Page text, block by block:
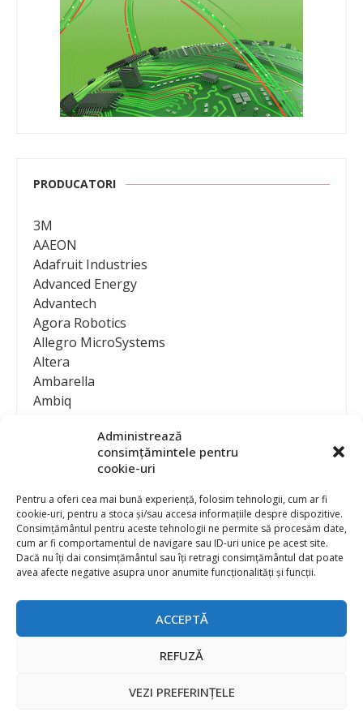
Administrează
consimțămintele pentru
cookie-uri
Pentru a oferi cea mai bună experiență, folosim tehnologii, cum ar fi
cookie-uri, pentru a stoca și/sau accesa informațiile despre dispozitive.
Consimțământul pentru aceste tehnologii ne permite să procesăm date,
cum ar fi comportamentul de navigare sau ID-uri unice pe acest site.
Dacă nu îți dai consimțământul sau îți retragi consimțământul dat poate
avea afecte negative asupra unor anumite funcționalități și funcții.
ACCEPTĂ
REFUZĂ
VEZI PREFERINȚELE
PRODUCATORI
3M
AAEON
Adafruit Industries
Advanced Energy
Advantech
Agora Robotics
Allegro MicroSystems
Altera
Ambarella
Ambiq
Analog Devices
Anritsu Corporation
Ansys
APS
Arduino
Arm
Asentics
ATEN International
ATTEND Technology
Contact
Publicitate
Abonament la revista “Electronica Azi”